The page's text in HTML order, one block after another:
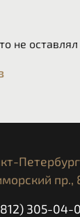
Koroyd®
не оставлял
пр.,
305-04-